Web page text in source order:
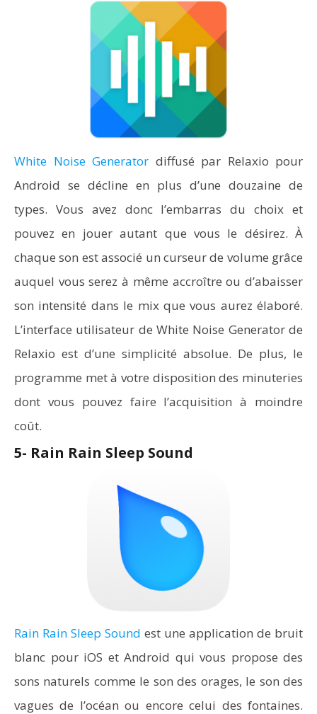
White Noise Generator diffusé par Relaxio pour
Android se décline en plus d’une douzaine de
types. Vous avez donc l’embarras du choix et
pouvez en jouer autant que vous le désirez. À
chaque son est associé un curseur de volume grâce
auquel vous serez à même accroître ou d’abaisser
son intensité dans le mix que vous aurez élaboré.
L’interface utilisateur de White Noise Generator de
Relaxio est d’une simplicité absolue. De plus, le
programme met à votre disposition des minuteries
dont vous pouvez faire l’acquisition à moindre
coût.
5- Rain Rain Sleep Sound
Rain Rain Sleep Sound est une application de bruit
blanc pour iOS et Android qui vous propose des
sons naturels comme le son des orages, le son des
vagues de l’océan ou encore celui des fontaines.